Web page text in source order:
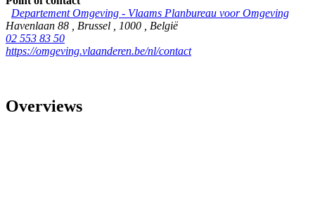
Departement Omgeving - Vlaams Planbureau voor Omgeving
Havenlaan 88
Brussel 1000
België
02 553 83 50
https://omgeving.vlaanderen.be/nl/contact
Overviews